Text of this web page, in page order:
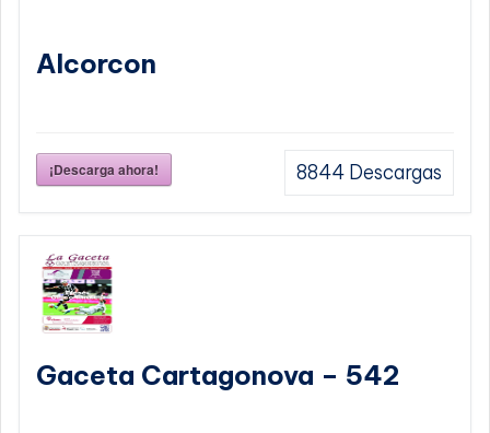
Alcorcon
¡Descarga ahora! 8844 Descargas
Gaceta Cartagonova – 542